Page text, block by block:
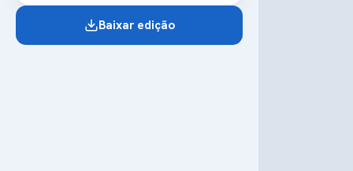
Baixar edição